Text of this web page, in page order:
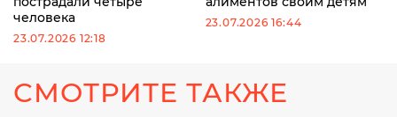
человека
23.07.2026 12:18
23.07.2026 16:44
СМОТРИТЕ ТАКЖЕ